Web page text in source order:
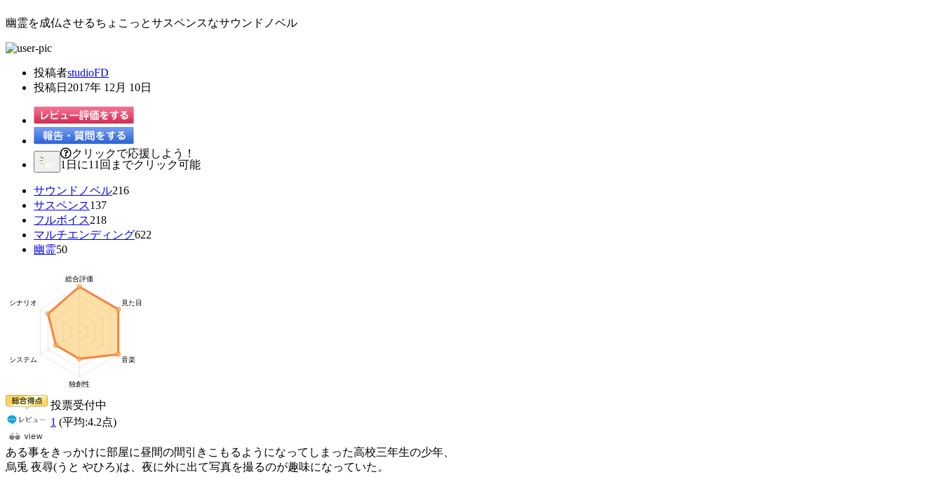
幽霊を成仏させるちょこっとサスペンスなサウンドノベル
投稿者studioFD
投稿日 2017年 12月 10日
クリックで応援しよう！
1日に11回までクリック可能
サウンドノベル216
サスペンス137
フルボイス218
マルチエンディング622
幽霊50
投票受付中
1 (平均:4.2点)
ある事をきっかけに部屋に昼間の間引きこもるようになってしまった高校三年生の少年、
烏兎 夜尋(うと やひろ)は、夜に外に出て写真を撮るのが趣味になっていた。